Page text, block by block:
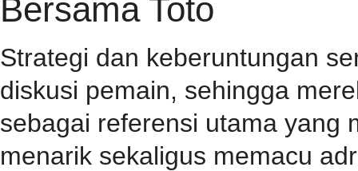
Bersama Toto
Strategi dan keberuntungan
diskusi pemain, sehingga
sebagai referensi utama yang
menarik sekaligus memacu